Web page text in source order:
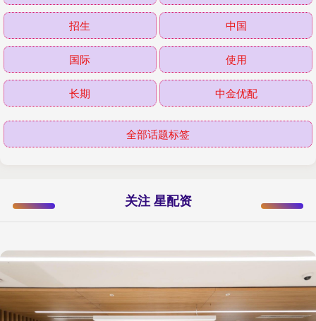
招生 中国
国际 使用
长期 中金优配
全部话题标签
关注 星配资